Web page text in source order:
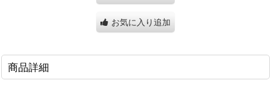
お気に入り追加
商品詳細